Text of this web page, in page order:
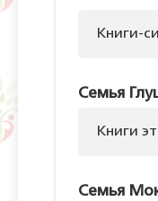
Книги-
Семья
Книги
Семья